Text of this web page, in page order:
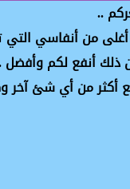
..
من أنفاسي
ذلك أنفع لكم وأفضل
أكثر من أي شئ آخر